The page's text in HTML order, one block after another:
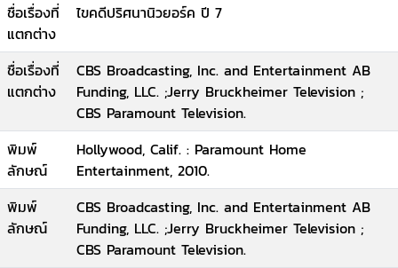
ชื่อเรื่องที่
แตกต่าง
ไขคดีปริศนานิวยอร์ค ปี 7
ชื่อเรื่องที่
แตกต่าง
CBS Broadcasting, Inc. and Entertainment AB
Funding, LLC. ;Jerry Bruckheimer Television ;
CBS Paramount Television.
พิมพ์
ลักษณ์
Hollywood, Calif. : Paramount Home
Entertainment, 2010.
พิมพ์
ลักษณ์
CBS Broadcasting, Inc. and Entertainment AB
Funding, LLC. ;Jerry Bruckheimer Television ;
CBS Paramount Television.